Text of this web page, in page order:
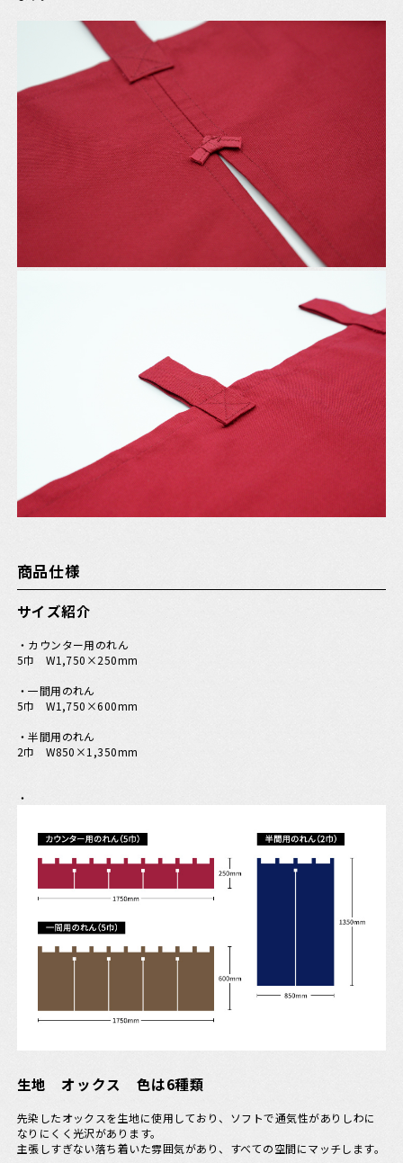
商品仕様
サイズ紹介
・カウンター用のれん
5巾 W1,750×250mm
・一間用のれん
5巾 W1,750×600mm
・半間用のれん
2巾 W850×1,350mm
・
生地 オックス 色は6種類
先染したオックスを生地に使用しており、ソフトで通気性がありしわに
なりにくく光沢があります。
主張しすぎない落ち着いた雰囲気があり、すべての空間にマッチします。